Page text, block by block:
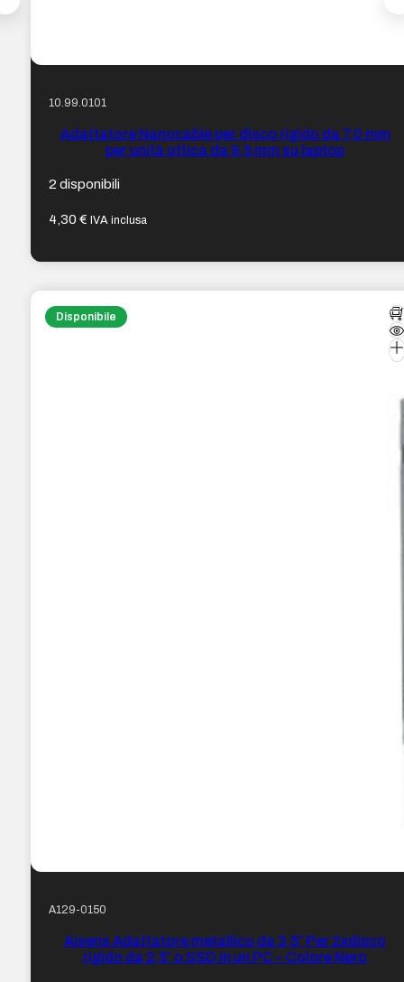
10.99.0101
Adattatore Nanocable per disco rigido da 7,0 mm
per unità ottica da 9,5 mm su laptop
2 disponibili
4,30€ IVA inclusa
Disponibile
A129-0150
Aisens Adattatore metallico da 3,5″ Per 2xdisco
rigido da 2,5″ o SSD in un PC – Colore Nero